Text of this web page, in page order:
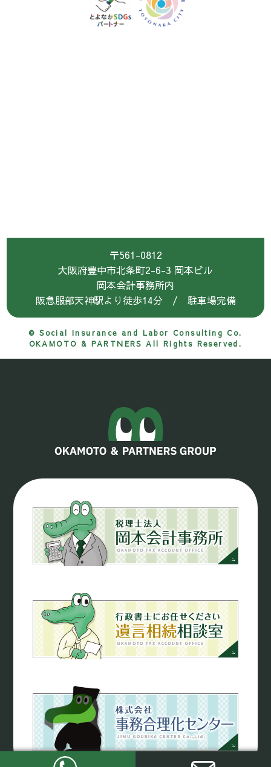
〒561-0812
大阪府豊中市北条町2-6-3 岡本ビル
岡本会計事務所内
阪急服部天神駅より徒歩14分 / 駐車場完備
© Social Insurance and Labor Consulting Co.
OKAMOTO & PARTNERS All Rights Reserved.